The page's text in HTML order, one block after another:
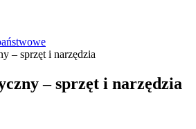
– sprzęt i narzędzia
– sprzęt i narzędzia